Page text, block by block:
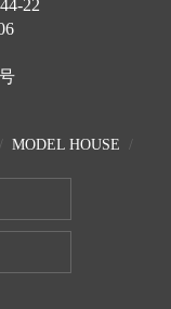
22
MODEL HOUSE